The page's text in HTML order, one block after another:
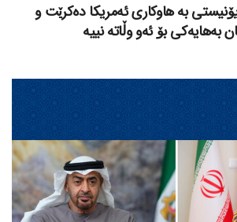
بە هاوکاری ئەمریکا دەکرێت و
بەهایەکی بۆ ئەو وڵاتە نییە